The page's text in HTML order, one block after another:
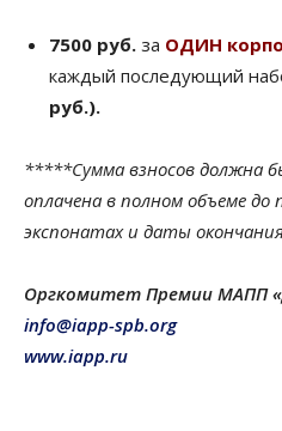
7500 руб. за ОДИН
каждый последующий
руб.).
*****Сумма взносов должна
оплачена в полном объеме
экспонатах и даты
Оргкомитет Премии МАПП
info@iapp-spb.org
www.iapp.ru